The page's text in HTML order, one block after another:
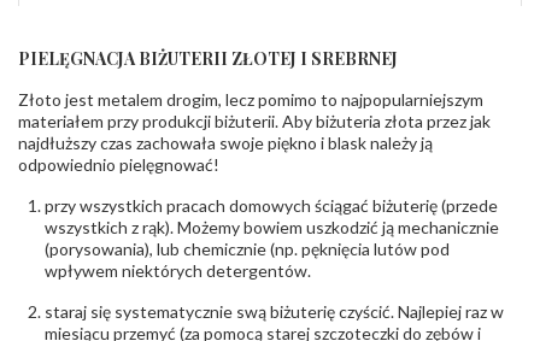
INNE PARAMETRY
Producent
odpowiedzialny:
Łazur sp.j. Kowalowy 134 38-200 Jasło; NIP:
6850004631; tel.13 44 56 100;
biuro@obraczki.pl ,PZ Stelmach Sp. z o.o. ul.
Północna 22 45-805 Opole; NIP 7542889545;
Tel. +48 77 54 90 100; biuro@stelmach.pl
Bezpieczeństwo
- rodzaj
ostrzeżenia:
Nie nadaje się dla dzieci w wieku poniżej 3 lat
, Elementy w wyrobie wykonane z białego złota
zawierają nikiel
PIELĘGNACJA BIŻUTERII ZŁOTEJ I SREBRNEJ
Złoto jest metalem drogim, lecz pomimo to najpopularniejszym
materiałem przy produkcji biżuterii. Aby biżuteria złota przez jak
najdłuższy czas zachowała swoje piękno i blask należy ją
odpowiednio pielęgnować!
przy wszystkich pracach domowych ściągać biżuterię (przede
wszystkich z rąk). Możemy bowiem uszkodzić ją mechanicznie
(porysowania), lub chemicznie (np. pęknięcia lutów pod
wpływem niektórych detergentów.
staraj się systematycznie swą biżuterię czyścić. Najlepiej raz w
miesiącu przemyć (za pomocą starej szczoteczki do zębów i